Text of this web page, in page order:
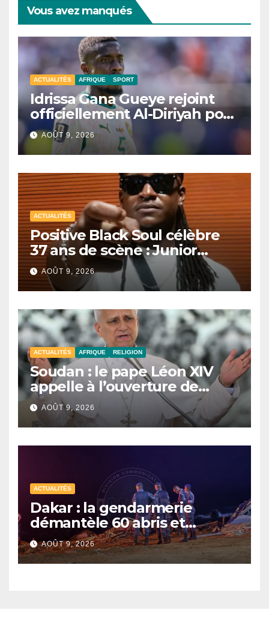
Vous avez manqués
ACTUALITÉS AFRIQUE SPORT
Idrissa Gana Gueye rejoint
officiellement Al-Diriyah pour
une saison
AOÛT 9, 2026
ACTUALITÉS
Positive Black Soul célèbre
37 ans de scène : Junior
Awadi face à un héritage
générationnel
AOÛT 9, 2026
ACTUALITÉS AFRIQUE RELIGION
Soudan : le pape Léon XIV
appelle à l’ouverture de
couloirs humanitaires
AOÛT 9, 2026
ACTUALITÉS
Dakar : la gendarmerie
démantèle 60 abris et
interpelle 27 personnes
AOÛT 9, 2026